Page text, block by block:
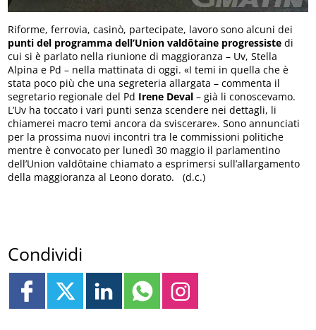
Riforme, ferrovia, casinò, partecipate, lavoro sono alcuni dei
punti del programma dell’Union valdôtaine progressiste di
cui si è parlato nella riunione di maggioranza – Uv, Stella
Alpina e Pd – nella mattinata di oggi. «I temi in quella che è
stata poco più che una segreteria allargata – commenta il
segretario regionale del Pd Irene Deval – già li conoscevamo.
L’Uv ha toccato i vari punti senza scendere nei dettagli, li
chiamerei macro temi ancora da sviscerare». Sono annunciati
per la prossima nuovi incontri tra le commissioni politiche
mentre è convocato per lunedì 30 maggio il parlamentino
dell’Union valdôtaine chiamato a esprimersi sull’allargamento
della maggioranza al Leono dorato. (d.c.)
Condividi